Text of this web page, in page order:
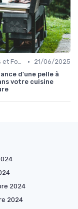
Planchas et Fours à Pizza •
21/06/2025
d'une pelle à
votre cuisine
2024
2024